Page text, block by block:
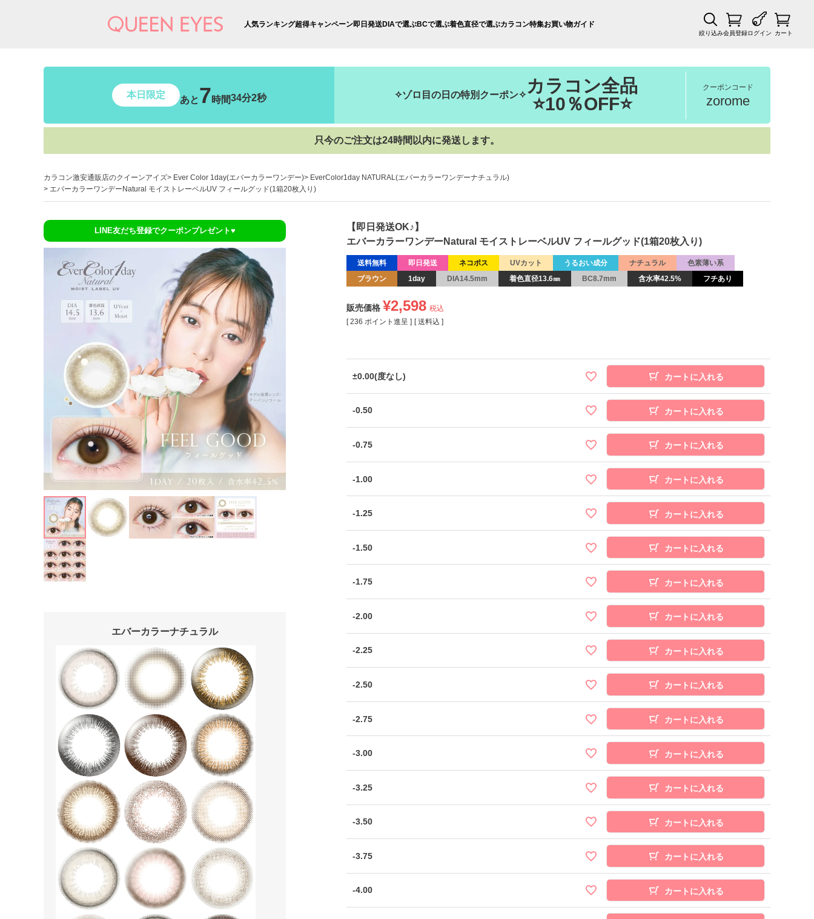
人気ランキング超得キャンペーン即日発送DIAで選ぶBCで選ぶ着色直径で選ぶカラコン特集お買い物ガイド
絞り込み会員登録ログイン カート
本日限定 あと7時間34分0秒 ✧ゾロ目の日の特別クーポン✧ カラコン全品
⭐10％OFF⭐
クーポンコード
zorome
只今のご注文は24時間以内に発送します。
カラコン激安通販店のクイーンアイズ Ever Color 1day(エバーカラーワンデー)
EverColor1day NATURAL(エバーカラーワンデーナチュラル)
エバーカラーワンデーNatural モイストレーベルUV フィールグッド(1箱20枚入り)
LINE友だち登録でクーポンプレゼント♥
エバーカラーナチュラル
【即日発送OK♪】
エバーカラーワンデーNatural モイストレーベルUV フィールグッド(1箱20枚入り)
送料無料 即日発送 ネコポス UVカット うるおい成分 ナチュラル
色素薄い系
ブラウン
1day DIA14.5mm 着色直径13.6㎜ BC8.7mm 含水率42.5% フチあり
販売価格 ¥2,598 税込
[ 236 ポイント進呈 ] 送料込
±0.00(度なし) カートに入れる
-0.50 カートに入れる
-0.75 カートに入れる
-1.00 カートに入れる
-1.25 カートに入れる
-1.50 カートに入れる
-1.75 カートに入れる
-2.00 カートに入れる
-2.25 カートに入れる
-2.50 カートに入れる
-2.75 カートに入れる
-3.00 カートに入れる
-3.25 カートに入れる
-3.50 カートに入れる
-3.75 カートに入れる
-4.00 カートに入れる